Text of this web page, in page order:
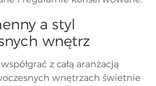
a styl
wnętrz
z całą aranżacją
wnętrzach świetnie